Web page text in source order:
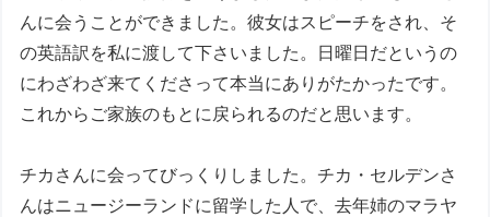
んに会うことができました。彼女はスピーチをされ、そ
の英語訳を私に渡して下さいました。日曜日だというの
にわざわざ来てくださって本当にありがたかったです。
これからご家族のもとに戻られるのだと思います。
チカさんに会ってびっくりしました。チカ・セルデンさ
んはニュージーランドに留学した人で、去年姉のマラヤ